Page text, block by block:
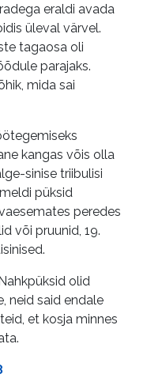
eraldi avada
üleval värvel.
tagaosa oli
parajaks.
mida sai
kangas võis olla
sinise triibulisi
püksid
peredes
või pruunid, 19.
olid
neid said endale
et kosja minnes